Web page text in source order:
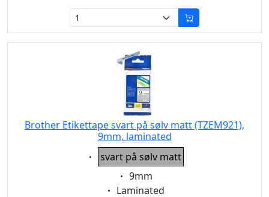
Brother Etikettape svart på sølv matt (TZEM921),
9mm, laminated
Eigenschaft:
svart på sølv matt
Eigenschaft:
9mm
Eigenschaft:
Laminated